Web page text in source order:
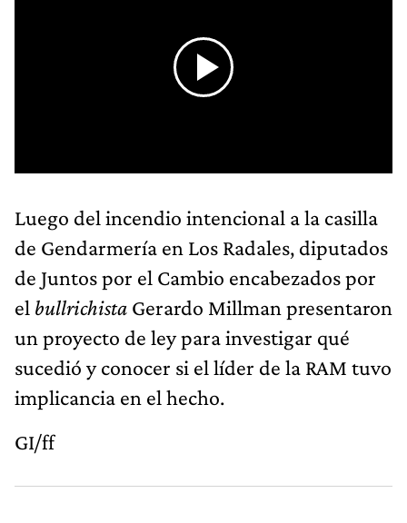
Luego del incendio intencional a la casilla
de Gendarmería en Los Radales, diputados
de Juntos por el Cambio encabezados por
el bullrichista Gerardo Millman presentaron
un proyecto de ley para investigar qué
sucedió y conocer si el líder de la RAM tuvo
implicancia en el hecho.
GI/ff